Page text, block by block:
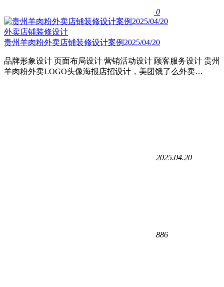
0
外卖店铺装修设计
贵州羊肉粉外卖店铺装修设计案例2025/04/20
品牌形象设计 页面布局设计 营销活动设计 顾客服务设计 贵州
羊肉粉外卖LOGO头像海报店招设计，美团饿了么外卖…
2025.04.20
886